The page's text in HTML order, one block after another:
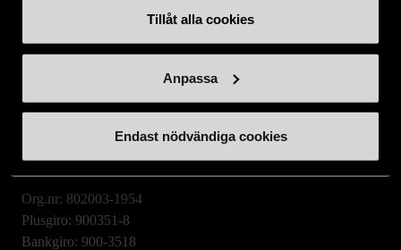
Tillåt alla cookies
Anpassa
Endast nödvändiga cookies
info[at]stadsmissionen.se(info[at]stadsmissionen[dot]se)
Postadress:
Org.nr: 802003-1954
Plusgiro: 900351-8
Bankgiro: 900-3518